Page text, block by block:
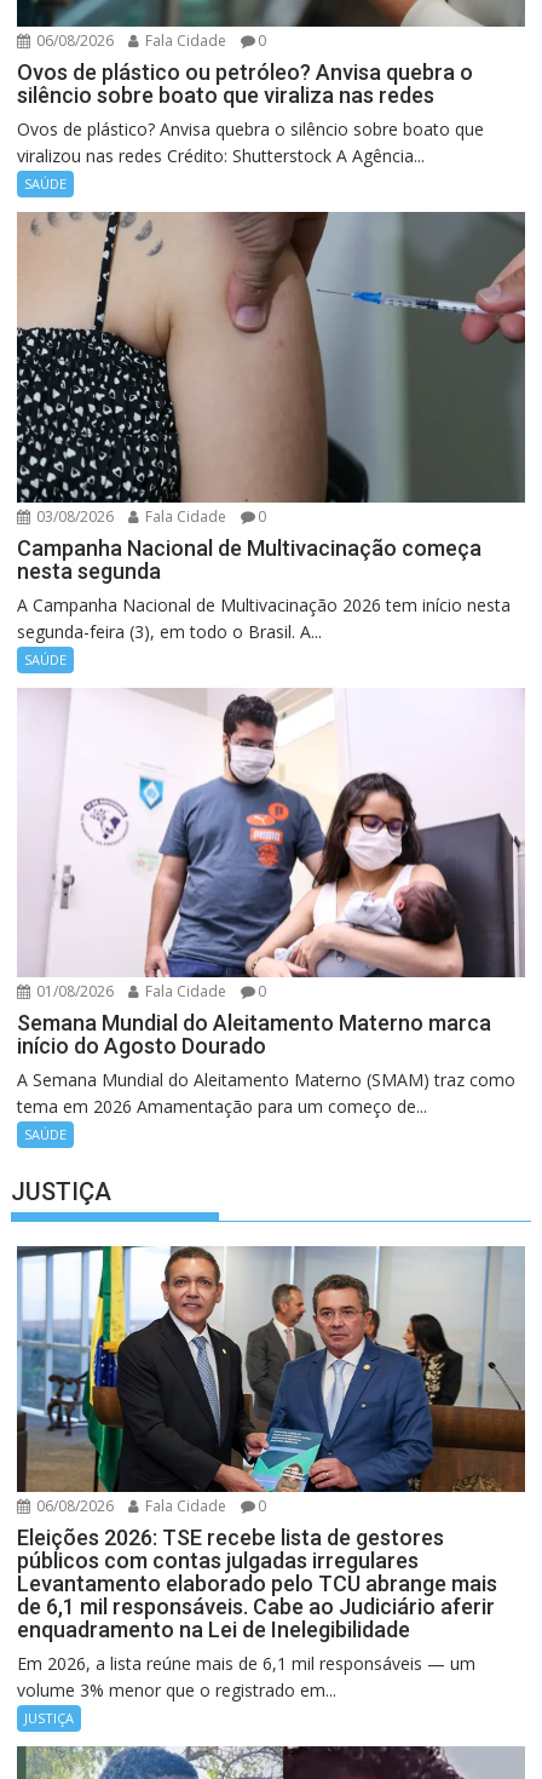
06/08/2026 Fala Cidade 0
Ovos de plástico ou petróleo? Anvisa quebra o
silêncio sobre boato que viraliza nas redes
Ovos de plástico? Anvisa quebra o silêncio sobre boato que
viralizou nas redes Crédito: Shutterstock A Agência...
SAÚDE
03/08/2026 Fala Cidade 0
Campanha Nacional de Multivacinação começa
nesta segunda
A Campanha Nacional de Multivacinação 2026 tem início nesta
segunda-feira (3), em todo o Brasil. A...
SAÚDE
01/08/2026 Fala Cidade 0
Semana Mundial do Aleitamento Materno marca
início do Agosto Dourado
A Semana Mundial do Aleitamento Materno (SMAM) traz como
tema em 2026 Amamentação para um começo de...
SAÚDE
JUSTIÇA
06/08/2026 Fala Cidade 0
Eleições 2026: TSE recebe lista de gestores
públicos com contas julgadas irregulares
Levantamento elaborado pelo TCU abrange mais
de 6,1 mil responsáveis. Cabe ao Judiciário aferir
enquadramento na Lei de Inelegibilidade
Em 2026, a lista reúne mais de 6,1 mil responsáveis — um
volume 3% menor que o registrado em...
JUSTIÇA